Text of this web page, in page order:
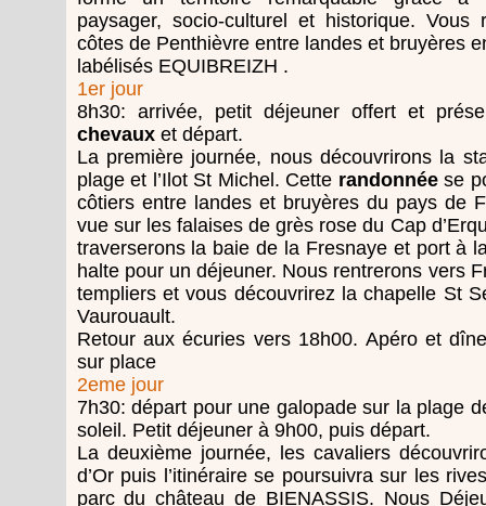
paysager, socio-culturel et historique. Vous
côtes de Penthièvre entre landes et bruyères
labélisés EQUIBREIZH .
1er jour
8h30: arrivée, petit déjeuner offert et
chevauxet départ.
La première journée, nous découvrirons la
plage et l’Ilot St Michel. Cette randonnéese
côtiers entre landes et bruyères du pays de
vue sur les falaises de grès rose du Cap
traverserons la baie de la Fresnaye et port à
halte pour un déjeuner. Nous rentrerons vers
templiers et vous découvrirez la chapelle St
Vaurouault.
Retour aux écuries vers 18h00. Apéro et
sur place
2eme jour
7h30: départ pour une galopade sur la plage
soleil. Petit déjeuner à 9h00, puis départ.
La deuxième journée, les cavaliers
d’Or puis l’itinéraire se poursuivra sur les
parc du château de BIENASSIS. Nous